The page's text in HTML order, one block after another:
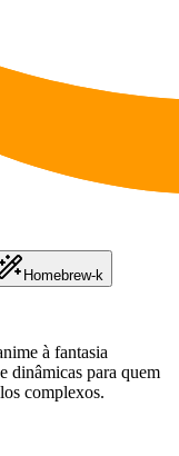
Homebrew-k
à fantasia
dinâmicas para quem
complexos.